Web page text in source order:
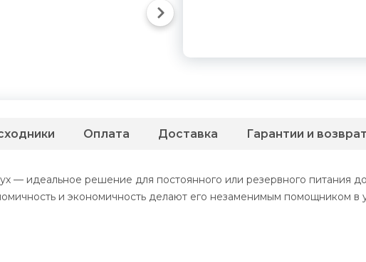
— идеальное решение для постоянного или резервного питания
и экономичность делают его незаменимым помощником в
Оплата Доставка Гарантии и возврат